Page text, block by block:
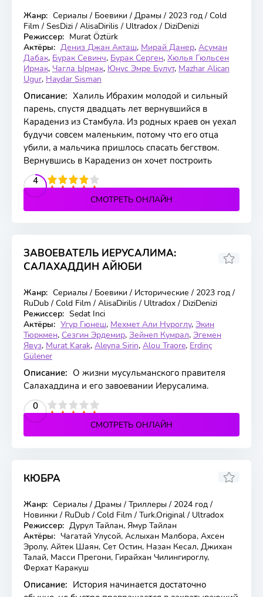
63 серия
Жанр: Сериалы / Боевики / Драмы / 2023 год / Cold
Film / SesDizi / AlisaDirilis / Ultradox / DiziDenizi
Режиссер: Murat Öztürk
Актёры: Дениз Джан Акташ, Мирай Данер, Асуман
Дабак, Бурак Севинч, Бурак Серген, Хюлья Гюльсен
Ирмак, Чагла Ырмак, Юнус Эмре Булут, Mazhar Alican
Ugur, Haydar Sisman
Описание: Халиль Ибрахим молодой и сильный
парень, спустя двадцать лет вернувшийся в
Карадениз из Стамбула. Из родных краев он уехал
будучи совсем маленьким, потому что его отца
убили, а мальчика пришлось спасать бегством.
Вернувшись в Карадениз он хочет построить
4
4 5
СМОТРЕТЬ ОНЛАЙН
ЗАВОЕВАТЕЛЬ ИЕРУСАЛИМА:
САЛАХАДДИН АЙЮБИ
58 серия
6
Жанр: Сериалы / Боевики / Исторические / 2023 год /
RuDub / Cold Film / AlisaDirilis / Ultradox / DiziDenizi
Режиссер: Sedat Inci
Актёры: Угур Гюнеш, Мехмет Али Нуроглу, Экин
Тюркмен, Сезгин Эрдемир, Зейнеп Кумрал, Эгемен
Явуз, Murat Karak, Aleyna Sirin, Alou Traore, Erdinç
Gülener
Описание: О жизни мусульманского правителя
Салахаддина и его завоевании Иерусалима.
0
4 5
СМОТРЕТЬ ОНЛАЙН
КЮБРА
16 серия
Жанр: Сериалы / Драмы / Триллеры / 2024 год /
Новинки / RuDub / Cold Film / Turk.Original / Ultradox
Режиссер: Дурул Тайлан, Ямур Тайлан
Актёры: Чагатай Улусой, Аслыхан Малбора, Ахсен
Эролу, Айтек Шаян, Сет Остин, Назан Кесал, Джихан
Талай, Масси Прегони, Гирайхан Чилингироглу,
Ферхат Каракуш
Описание: История начинается достаточно